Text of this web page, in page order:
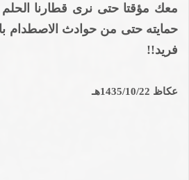
معك مؤقتا حتى نرى قطارنا
حمايته حتى من حوادث الاصطدام
فريد!!
عكاظ 1435/10/22هـ